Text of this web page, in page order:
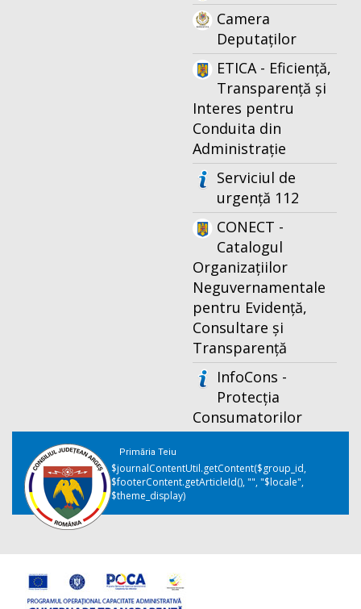
Camera
Deputaților
ETICA - Eficiență,
Transparență și
Interes pentru
Conduita din
Administrație
Serviciul de
urgență 112
CONECT -
Catalogul
Organizațiilor
Neguvernamentale
pentru Evidență,
Consultare și
Transparență
InfoCons -
Protecția
Consumatorilor
Primăria Teiu
$journalContentUtil.getContent($group_id,
$footerContent.getArticleId(), "", "$locale",
$theme_display)